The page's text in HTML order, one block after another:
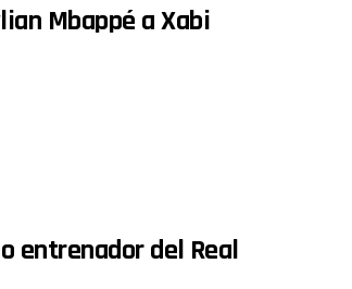
Mbappé a Xabi
entrenador del Real